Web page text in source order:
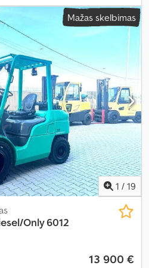
Mažas skelbimas
1 / 19
Only 6012
13 900 €